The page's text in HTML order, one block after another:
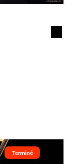
Terminé